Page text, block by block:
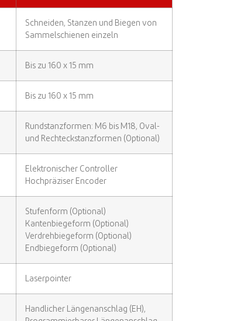
Schneiden, Stanzen und Biegen von
Sammelschienen einzeln
Bis zu 160 x 15 mm
Bis zu 160 x 15 mm
Rundstanzformen: M6 bis M18, Oval-
und Rechteckstanzformen (Optional)
Elektronischer Controller
Hochpräziser Encoder
Stufenform (Optional)
Kantenbiegeform (Optional)
Verdrehbiegeform (Optional)
Endbiegeform (Optional)
Laserpointer
Handlicher Längenanschlag (EH),